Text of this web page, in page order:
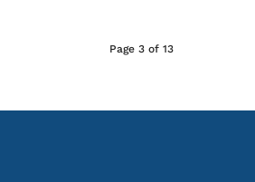
Page 3 of 13